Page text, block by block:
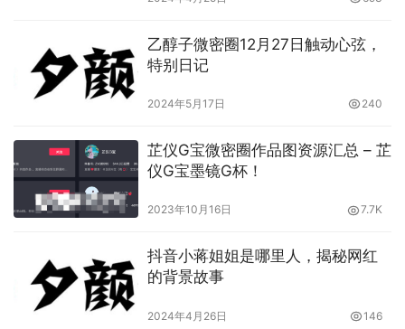
乙醇子微密圈12月27日触动心弦，
特别日记
2024年5月17日 240
芷仪G宝微密圈作品图资源汇总 – 芷
仪G宝墨镜G杯！
2023年10月16日 7.7K
抖音小蒋姐姐是哪里人，揭秘网红
的背景故事
2024年4月26日 146